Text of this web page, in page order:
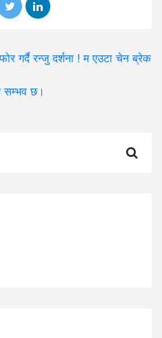
गर्दै रन्जु दर्शना ! म एउटा चेन ब्रेक
सम्भव छ।